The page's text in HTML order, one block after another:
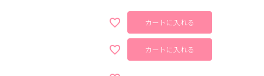
カートに入れる
カートに入れる